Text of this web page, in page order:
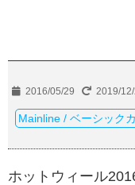
2016/05/29 2019/12/
Mainline / ベーシック
ホットウィール